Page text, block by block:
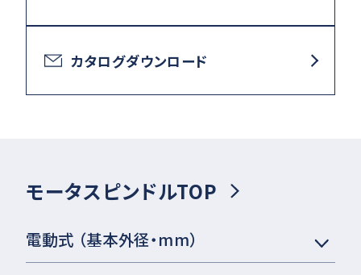
カタログダウンロード
モータスピンドルTOP
電動式 （基本外径・mm）